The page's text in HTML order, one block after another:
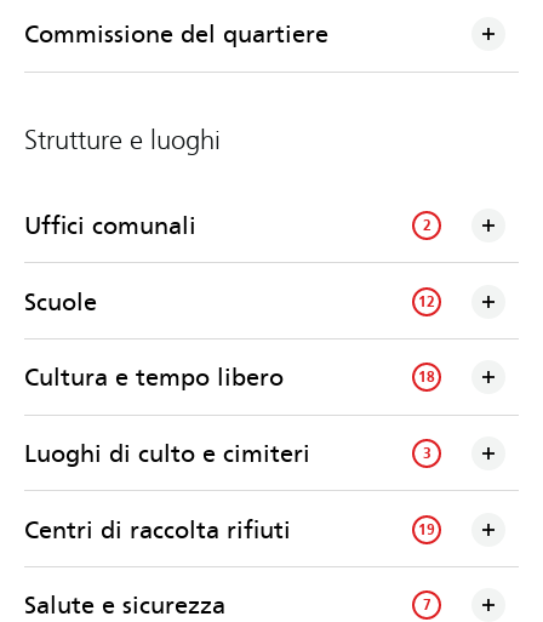
Commissione del quartiere
Strutture e luoghi
Uffici comunali 2
Scuole 12
Cultura e tempo libero 18
Luoghi di culto e cimiteri 3
Centri di raccolta rifiuti 19
Salute e sicurezza 7